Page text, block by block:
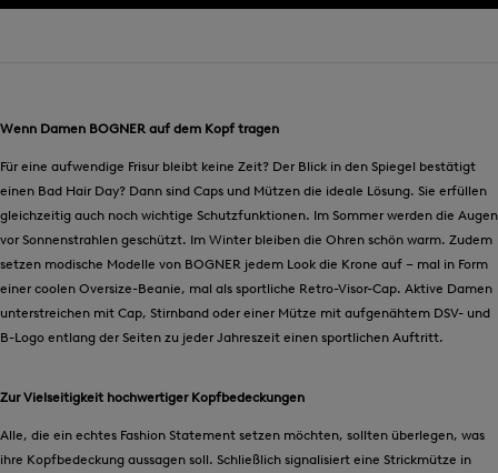
Wenn Damen BOGNER auf dem Kopf tragen
Für eine aufwendige Frisur bleibt keine Zeit? Der Blick in den Spiegel bestätigt
einen Bad Hair Day? Dann sind Caps und Mützen die ideale Lösung. Sie erfüllen
gleichzeitig auch noch wichtige Schutzfunktionen. Im Sommer werden die Augen
vor Sonnenstrahlen geschützt. Im Winter bleiben die Ohren schön warm. Zudem
setzen modische Modelle von BOGNER jedem Look die Krone auf – mal in Form
einer coolen Oversize-Beanie, mal als sportliche Retro-Visor-Cap. Aktive Damen
unterstreichen mit Cap, Stirnband oder einer Mütze mit aufgenähtem DSV- und
B-Logo entlang der Seiten zu jeder Jahreszeit einen sportlichen Auftritt.
Zur Vielseitigkeit hochwertiger Kopfbedeckungen
Alle, die ein echtes Fashion Statement setzen möchten, sollten überlegen, was
ihre Kopfbedeckung aussagen soll. Schließlich signalisiert eine Strickmütze in